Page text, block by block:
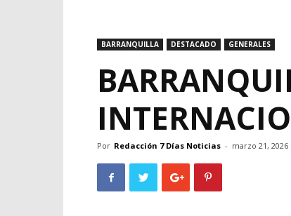
BARRANQUILLA DESTACADO GENERALES
Por Redacción 7 Días Noticias - marzo 21, 2026